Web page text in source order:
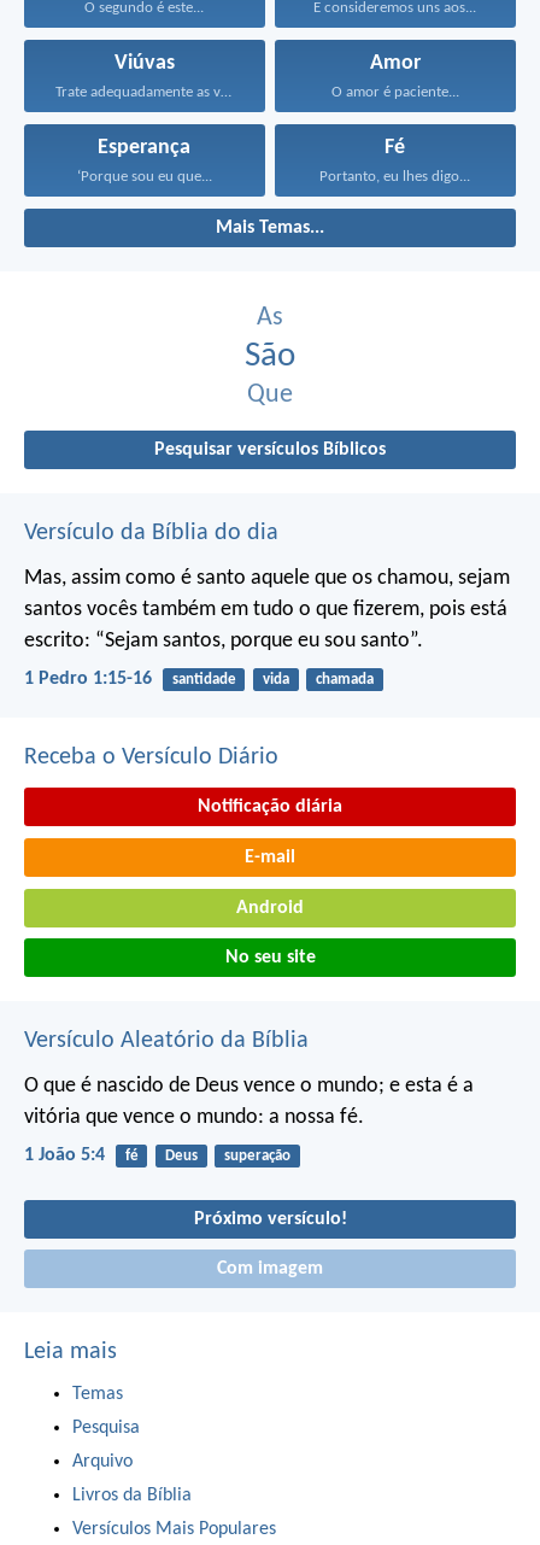
O segundo é este... E consideremos uns aos...
Viúvas
Trate adequadamente as viúvas...
Amor
O amor é paciente...
Esperança
‘Porque sou eu que...
Fé
Portanto, eu lhes digo...
Mais Temas...
As
São
Que
Pesquisar versículos Bíblicos
Versículo da Bíblia do dia
Mas, assim como é santo aquele que os chamou, sejam
santos vocês também em tudo o que fizerem, pois está
escrito: “Sejam santos, porque eu sou santo”.
1 Pedro 1:15-16 santidade vida chamada
Receba o Versículo Diário
Notificação diária
E-mail
Android
No seu site
Versículo Aleatório da Bíblia
O que é nascido de Deus vence o mundo; e esta é a
vitória que vence o mundo: a nossa fé.
1 João 5:4 fé Deus superação
Próximo versículo!
Com imagem
Leia mais
Temas
Pesquisa
Arquivo
Livros da Bíblia
Versículos Mais Populares